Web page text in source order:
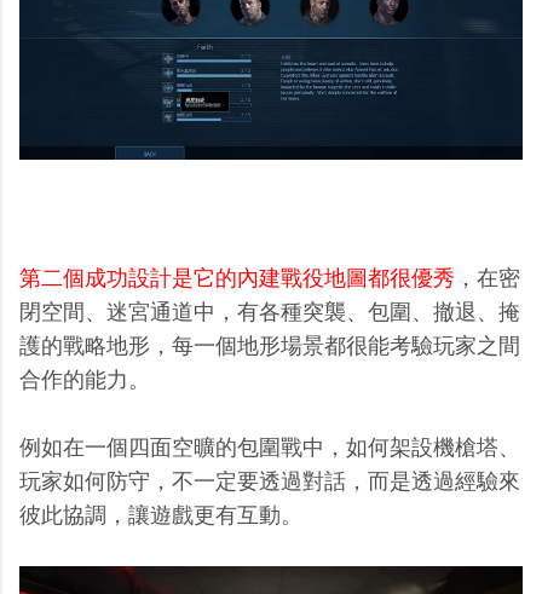
第二個成功設計是它的內建戰役地圖都很優秀 ，在密
閉空間、迷宮通道中，有各種突襲、包圍、撤退、掩
護的戰略地形，每一個地形場景都很能考驗玩家之間
合作的能力。
例如在一個四面空曠的包圍戰中，如何架設機槍塔、
玩家如何防守，不一定要透過對話，而是透過經驗來
彼此協調，讓遊戲更有互動。